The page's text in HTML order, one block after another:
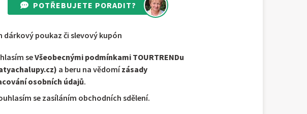
POTŘEBUJETE PORADIT?
dárkový poukaz či slevový kupón
seVšeobecnými podmínkami TOURTRENDu
a beru na vědomízásady
osobních údajů.
se zasíláním obchodních sdělení.